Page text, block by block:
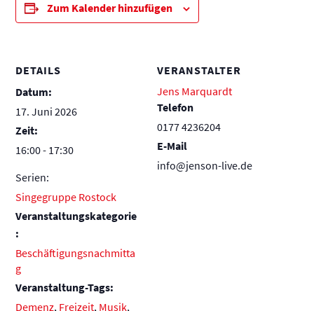
Zum Kalender hinzufügen
DETAILS
Datum:
17. Juni 2026
Zeit:
16:00 - 17:30
Serien:
Singegruppe Rostock
Veranstaltungskategorie
:
Beschäftigungsnachmitta
g
Veranstaltung-Tags:
Demenz, Freizeit, Musik,
VERANSTALTER
Jens Marquardt
Telefon
0177 4236204
E-Mail
info@jenson-live.de